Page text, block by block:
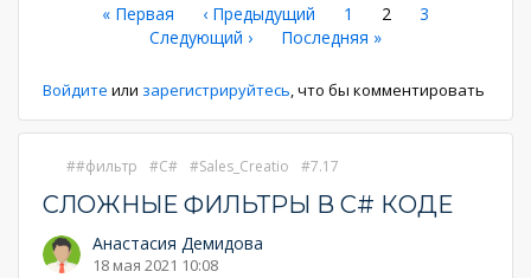
Нумерация
страниц
Первая
страница
« Первая ←
‹ Предыдущий Страница
1
Текущая
2 Страница
3
Следующая
Следующий ›
Последняя
Последняя »
Войдите или зарегистрируйтесь, что бы комментировать
#фильтр C# Sales_Creatio 7.17
СЛОЖНЫЕ ФИЛЬТРЫ В C# КОДЕ
Анастасия Демидова
18 мая 2021 10:08